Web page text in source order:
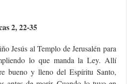
2, 22-35
Jesús al Templo de Jerusalén para
lo que manda la Ley. Allí
bueno y lleno del Espíritu Santo,